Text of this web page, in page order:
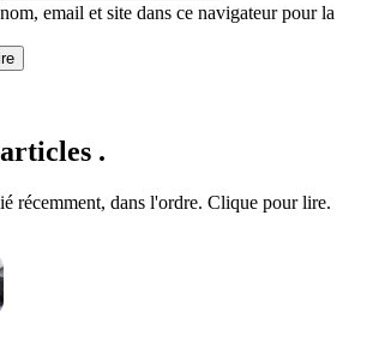
email et site dans ce navigateur pour la
articles .
récemment, dans l'ordre. Clique pour lire.